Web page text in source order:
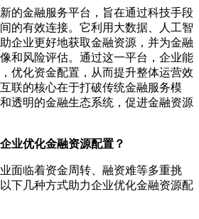
的金融服务平台，旨在通过科技手段
的有效连接。它利用大数据、人工智
企业更好地获取金融资源，并为金融
和风险评估。通过这一平台，企业能
优化资金配置，从而提升整体运营效
联的核心在于打破传统金融服务模
透明的金融生态系统，促进金融资源
业优化金融资源配置？
面临着资金周转、融资难等多重挑
下几种方式助力企业优化金融资源配